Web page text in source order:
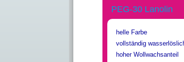
PEG-30 Lanolin
helle Farbe
vollständig
hoher Wollwachsanteil